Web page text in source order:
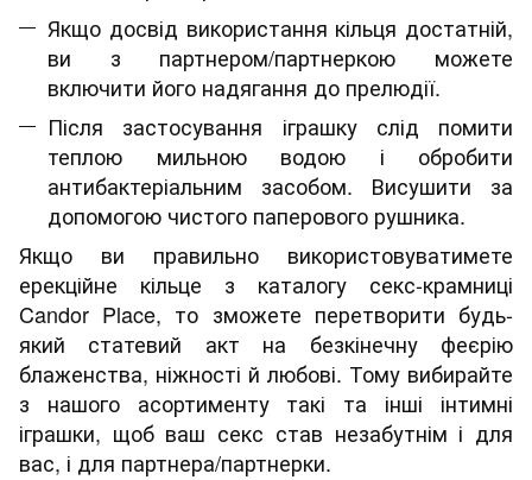
Якщо досвід використання кільця достатній,
ви з партнером/партнеркою можете
включити його надягання до прелюдії.
Після застосування іграшку слід помити
теплою мильною водою і обробити
антибактеріальним засобом. Висушити за
допомогою чистого паперового рушника.
Якщо ви правильно використовуватимете
ерекційне кільце з каталогу секс-крамниці
Candor Place, то зможете перетворити будь-
який статевий акт на безкінечну феєрію
блаженства, ніжності й любові. Тому вибирайте
з нашого асортименту такі та інші інтимні
іграшки, щоб ваш секс став незабутнім і для
вас, і для партнера/партнерки.